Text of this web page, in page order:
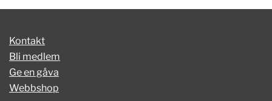
Kontakt
Bli medlem
Ge en gåva
Webbshop